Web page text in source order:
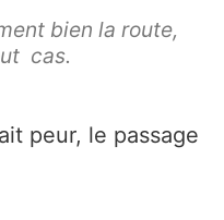
bien la route,
cas.
peur, le passage